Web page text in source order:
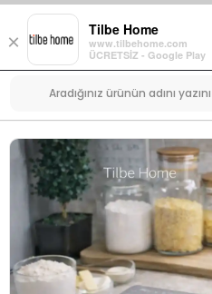
×
Tilbe Home
www.tilbehome.com
ÜCRETSİZ - Google Play
Menü